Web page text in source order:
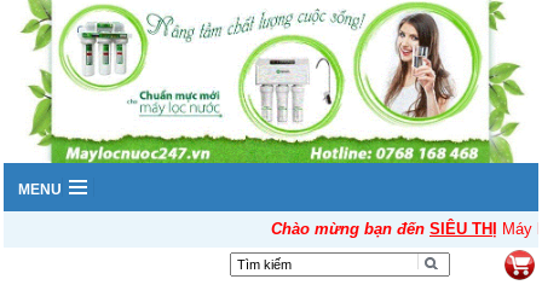
MENU
Chào mừng bạn đếnSIÊU THỊ Máy